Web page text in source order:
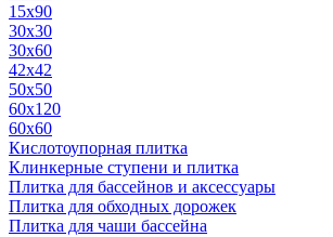
15x90
30х30
30х60
42х42
50х50
60х120
60х60
Кислотоупорная плитка
Клинкерные ступени и плитка
Плитка для бассейнов и аксессуары
Плитка для обходных дорожек
Плитка для чаши бассейна